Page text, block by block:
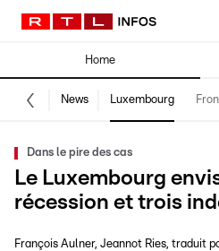
Home
News Luxembourg
Dans le pire des cas
Le Luxembourg
récession et trois
François Aulner Jeannot Ries traduit